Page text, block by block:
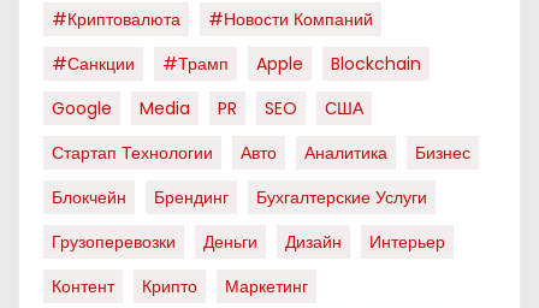
#криптовалюта
#новости Компаний
#санкции
#трамп Apple
Blockchain
Google
Media PR SEO
США
Стартап Технологии
Авто Аналитика
Бизнес
Блокчейн
Брендинг
Бухгалтерские Услуги
Грузоперевозки
Деньги Дизайн
Интерьер
Контент
Крипто
Маркетинг